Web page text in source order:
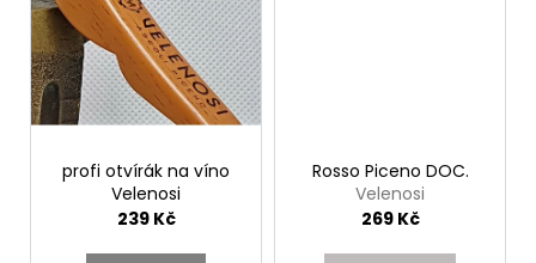
profi otvírák na víno
Velenosi
Velenosi
239 Kč
Rosso Piceno DOC.
Velenosi
269 Kč
590
Kč